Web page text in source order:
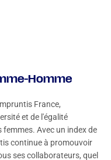
Homme
France,
et de l'égalité
Avec un index de
continue à promouvoir
ses collaborateurs, quel